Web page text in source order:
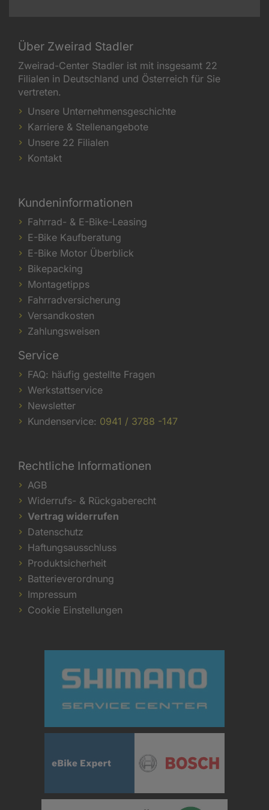
Über Zweirad Stadler
Zweirad-Center Stadler ist mit insgesamt 22
Filialen in Deutschland und Österreich für Sie
vertreten.
Unsere Unternehmensgeschichte
Karriere & Stellenangebote
Unsere 22 Filialen
Kontakt
Kundeninformationen
Fahrrad- & E-Bike-Leasing
E-Bike Kaufberatung
E-Bike Motor Überblick
Bikepacking
Montagetipps
Fahrradversicherung
Versandkosten
Zahlungsweisen
Service
FAQ: häufig gestellte Fragen
Werkstattservice
Newsletter
Kundenservice: 0941 / 3788 -147
Rechtliche Informationen
AGB
Widerrufs- & Rückgaberecht
Vertrag widerrufen
Datenschutz
Haftungsausschluss
Produktsicherheit
Batterieverordnung
Impressum
Cookie Einstellungen